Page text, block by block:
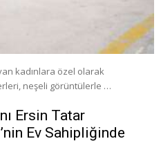
kadınlara özel olarak
neşeli görüntülerle …
Ersin Tatar
Ev Sahipliğinde